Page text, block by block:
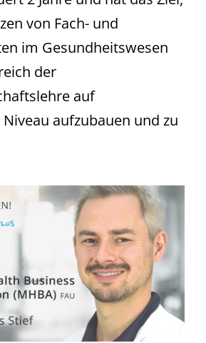
von Fach- und
im Gesundheitswesen
der
auf
aufzubauen und zu